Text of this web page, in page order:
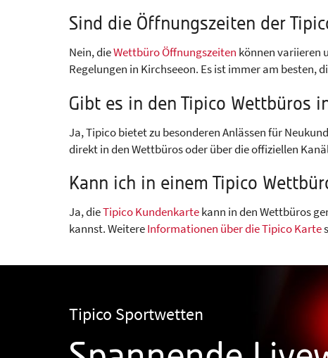
Sind die Öffnungszeiten der
Nein, dieWettbüro Öffnungszeiten können variieren
Regelungen in Kirchseeon. Es ist immer am besten,
Gibt es in den Tipico Wettbüros
Ja, Tipico bietet zu besonderen Anlässen für
direkt in den Wettbüros oder über die offiziellen
Kann ich in einem Tipico
Ja, dieTipico Kundenkartekann in den Wettbüros
kannst. WeitereInformationen über die Tipico Karte
Tipico Sportwetten